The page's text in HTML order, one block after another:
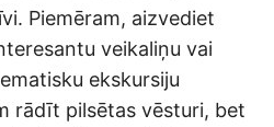
Piemēram, aizvediet
veikaliņu vai
ekskursiju
rādīt pilsētas vēsturi, bet